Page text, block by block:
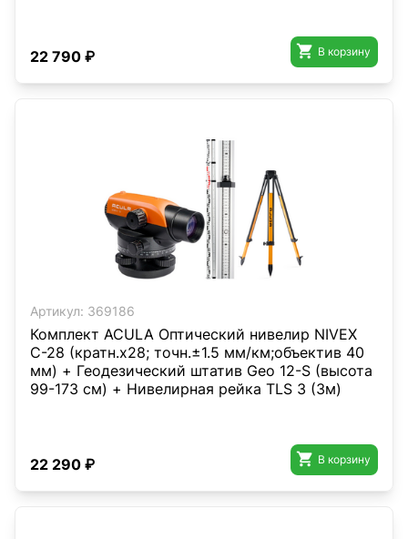
22 790 ₽  В корзину
Артикул: 369186
Комплект ACULA Оптический нивелир NIVEX
C-28 (кратн.х28; точн.±1.5 мм/км;объектив 40
мм) + Геодезический штатив Geo 12-S (высота
99-173 см) + Нивелирная рейка TLS 3 (3м)
22 290 ₽  В корзину